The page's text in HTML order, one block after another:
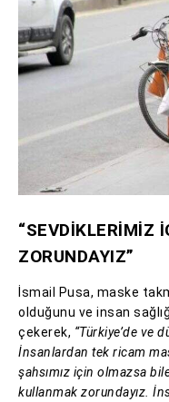
“SEVDİKLERİMİZ
ZORUNDAYIZ”
İsmail Pusa, maske
olduğunu ve insan
çekerek, “Türkiye’de ve
İnsanlardan tek ricam
şahsımız için olmazsa
kullanmak zorundayız.